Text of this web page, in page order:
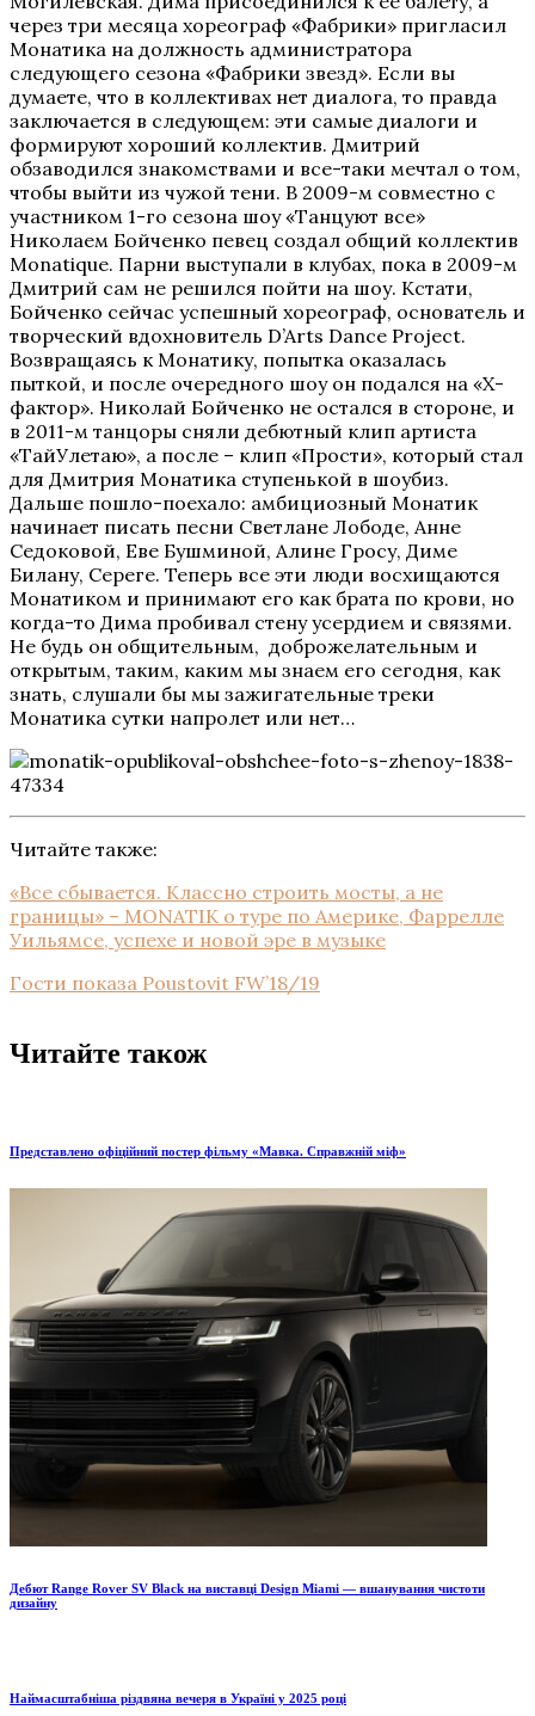
через три месяца хореограф «Фабрики» пригласил
Монатика на должность администратора
следующего сезона «Фабрики звезд». Если вы
думаете, что в коллективах нет диалога, то правда
заключается в следующем: эти самые диалоги и
формируют хороший коллектив. Дмитрий
обзаводился знакомствами и все-таки мечтал о том,
чтобы выйти из чужой тени. В 2009-м совместно с
участником 1-го сезона шоу«Танцуют все»
Николаем Бойченко певец создал общий коллектив
Monatique. Парни выступали в клубах, пока в 2009-м
Дмитрий сам не решился пойти на шоу. Кстати,
Бойченко сейчас успешный хореограф, основатель и
творческий вдохновитель D’Arts Dance Project.
Возвращаясь к Монатику, попытка оказалась
пыткой, и после очередного шоу он подался на «Х-
фактор». Николай Бойченко не остался в стороне, и
в 2011-м танцоры сняли дебютный клип артиста
«ТайУлетаю», а после – клип «Прости», который стал
для Дмитрия Монатика ступенькой в шоубиз.
Дальше пошло-поехало: амбициозный Монатик
начинает писать песни Светлане Лободе, Анне
Седоковой, Еве Бушминой, Алине Гросу, Диме
Билану, Сереге. Теперь все эти люди восхищаются
Монатиком и принимают его как брата по крови, но
когда-то Дима пробивал стену усердием и связями.
Не будь он общительным, доброжелательным и
открытым, таким, каким мы знаем его сегодня, как
знать, слушали бы мы зажигательные треки
Монатика сутки напролет или нет…
Читайте также:
«Все сбывается. Классно строить мосты, а не
границы» – MONATIK о туре по Америке, Фаррелле
Уильямсе, успехе и новой эре в музыке
Гости показа Poustovit FW’18/19
Читайте також
Представлено офіційний постер фільму «Мавка. Справжній міф»
Дебют Range Rover SV Black на виставці Design Miami — вшанування чистоти
дизайну
Наймасштабніша різдвяна вечеря в Україні у 2025 році